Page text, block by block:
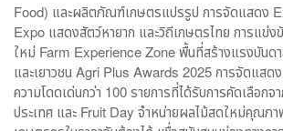
Food) และผลิตภัณฑ์เกษตรแปรรูป การจัดแสดง
Expo แสดงสัตว์หายาก และวิถีเกษตรไทย การแข่
ใหม่ Farm Experience Zone พื้นที่สร้างแรงบันด
และเยาวชน Agri Plus Awards 2025 การจัดแส
ความโดดเด่นกว่า 100 รายการที่ได้รับการคัดเลือกจ
ประเทศ และ Fruit Day จำหน่ายผลไม้สดใหม่คุณภ